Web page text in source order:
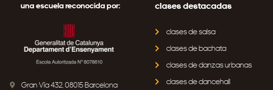
una escuela reconocida por:
Gran Vía 432, 08015 Barcelona
clases destacadas
clases de salsa
clases de bachata
clases de danzas urbanas
clases de dancehall